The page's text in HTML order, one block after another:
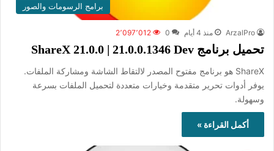
برامج الرسومات والصور
ArzalPro منذ 4 أيام 0 2٬097٬012
تحميل برنامج ShareX 21.0.0 | 21.0.0.1346 Dev
ShareX هو برنامج مفتوح المصدر لالتقاط الشاشة ومشاركة الملفات.
يوفر أدوات تحرير متقدمة وخيارات متعددة لتحميل الملفات بسرعة
وسهولة.
أكمل القراءة »